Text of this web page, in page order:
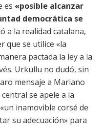
es «posible alcanzar
democrática se
a la realidad catalana,
que se utilice «la
pactada la ley a la
Urkullu no dudó, sin
mensaje a Mariano
se apele a la
inamovible corsé de
su adecuación» para